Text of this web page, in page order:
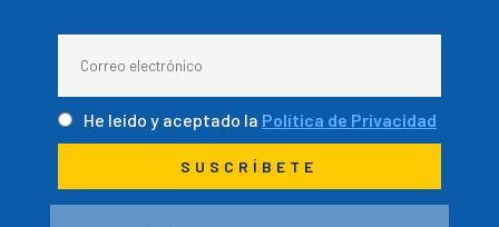
He leído y aceptado la Política de Privacidad